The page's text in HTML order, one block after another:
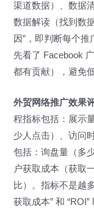
渠道数据）、数据
数据解读（找到数
因”，即判断每个
先看了 Facebook
都有贡献），避免
外贸网络推广效果
程指标包括：展示
少人点击）、访问
包括：询盘量（多
户获取成本（获取
比）。指标不是越
获取成本” 和